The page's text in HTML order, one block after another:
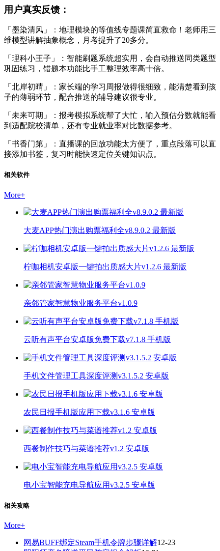
用户真实反馈：
「墨染清风」：地理模块的等值线专题课简直救命！老师用三
维模型讲解抽象概念，月考提升了20多分。
「理科小王子」：智能刷题系统超实用，会自动推送同类题型
巩固练习，错题本功能比手工整理效率高十倍。
「北岸初晴」：家长端的学习周报做得很细致，能清楚看到孩
子的薄弱环节，配合推送的辅导建议很专业。
「未来可期」：报考模拟系统帮了大忙，输入预估分数就能看
到适配院校清单，还有专业就业率对比数据参考。
「书香门第」：直播课的回放功能太方便了，重点段落可以直
接添加书签，复习时能快速定位关键知识点。
相关软件
More+
大麦APP热门演出购票福利全v8.9.0.2 最新版
柠咖相机安卓版一键拍出质感大片v1.2.6 最新版
亲邻管家智慧物业服务平台v1.0.9
云听有声平台安卓版免费下载v7.1.8 手机版
手机文件管理工具深度评测v3.1.5.2 安卓版
农民日报手机版应用下载v3.1.6 安卓版
西餐制作技巧与菜谱推荐v1.2 安卓版
电小宝智能充电导航应用v3.2.5 安卓版
相关攻略
More+
网易BUFF绑定Steam手机令牌步骤详解12-23